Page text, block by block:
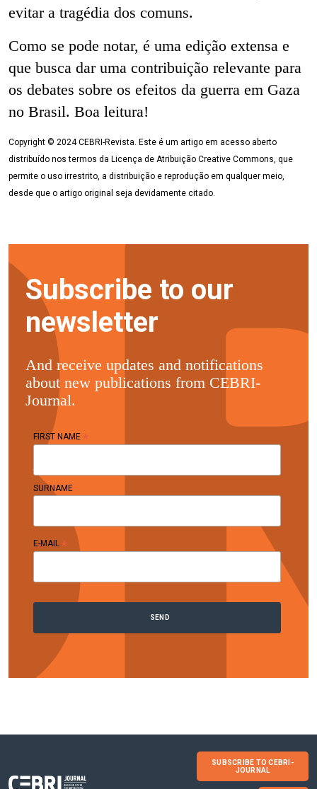
evitar a tragédia dos comuns.
Como se pode notar, é uma edição extensa e
que busca dar uma contribuição relevante para
os debates sobre os efeitos da guerra em Gaza
no Brasil. Boa leitura!
Copyright © 2024 CEBRI-Revista. Este é um artigo em acesso aberto
distribuído nos termos da Licença de Atribuição Creative Commons, que
permite o uso irrestrito, a distribuição e reprodução em qualquer meio,
desde que o artigo original seja devidamente citado.
Subscribe to our
newsletter
And receive updates and notifications
about new publications from CEBRI-
Journal.
FIRST NAME
SURNAME
E-MAIL *
SUBSCRIBE TO CEBRI-
JOURNAL